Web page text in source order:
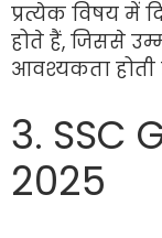
प्रत्येक विषय में
होते हैं, जिससे
आवश्यकता होती
3. SSC
2025